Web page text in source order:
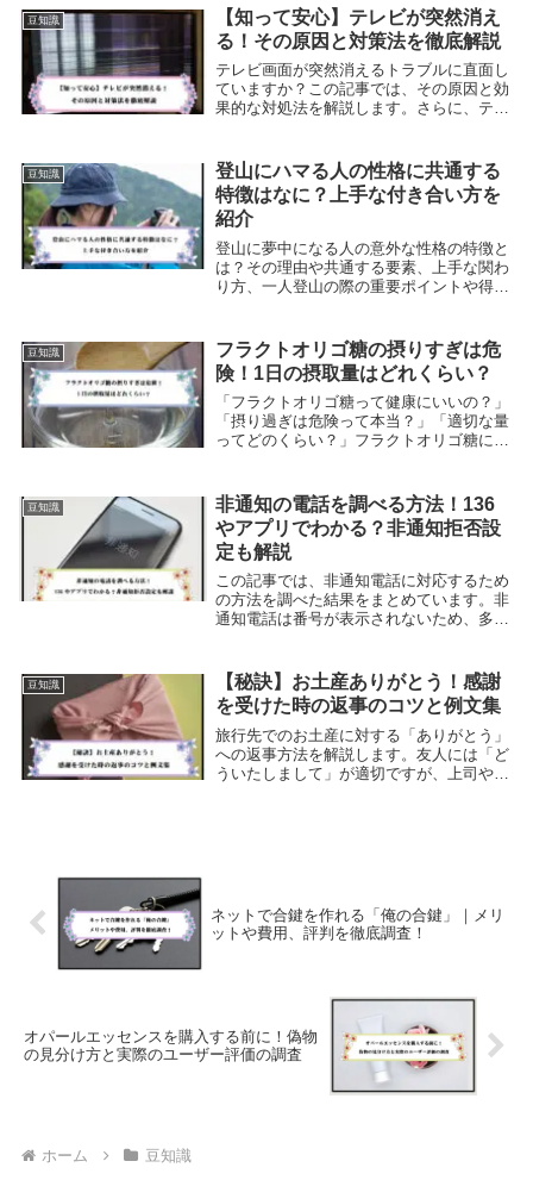
効果的に洗い流す方法や、安全性について
詳しく解説しま...
豆知識
【知って安心】テレビが突然消え
る！その原因と対策法を徹底解説
テレビ画面が突然消えるトラブルに直面し
ていますか？この記事では、その原因と効
果的な対処法を解説します。さらに、テレ
豆知識
登山にハマる人の性格に共通する
特徴はなに？上手な付き合い方を
紹介
登山に夢中になる人の意外な性格の特徴と
は？その理由や共通する要素、上手な関わ
り方、一人登山の際の重要ポイントや得ら
豆知識
フラクトオリゴ糖の摂りすぎは危
険！1日の摂取量はどれくらい？
「フラクトオリゴ糖って健康にいいの？」
「摂り過ぎは危険って本当？」「適切な量
ってどのくらい？」フラクトオリゴ糖には
かし、どのくらい摂取すればいいのか、不
安に感じる方...
豆知識
非通知の電話を調べる方法！136
やアプリでわかる？非通知拒否設
定も解説
この記事では、非通知電話に対応するため
の方法を調べた結果をまとめています。非
通知電話は番号が表示されないため、多く
すれば、重要な電話だけを受け取ることが
可能です。ま...
豆知識
【秘訣】お土産ありがとう！感謝
を受けた時の返事のコツと例文集
旅行先でのお土産に対する「ありがとう」
への返事方法を解説します。友人には「ど
ういたしまして」が適切ですが、上司や先
ネットで合鍵を作れる「俺の合鍵」｜メリ
ットや費用、評判を徹底調査！
オパールエッセンスを購入する前に！偽物
の見分け方と実際のユーザー評価の調査
ホーム 豆知識